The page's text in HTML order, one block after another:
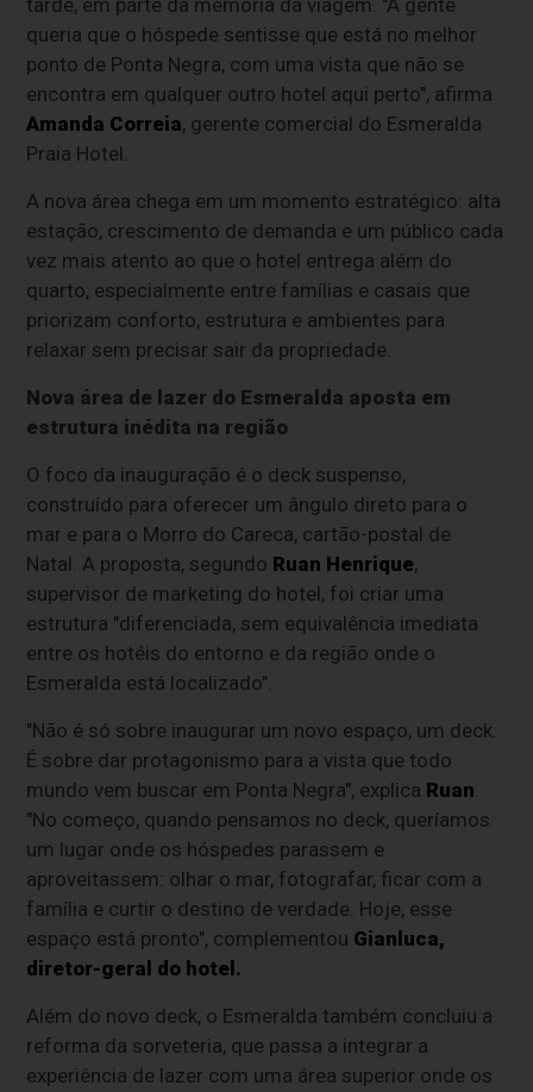
queria que o hóspede sentisse que está no melhor
ponto de Ponta Negra, com uma vista que não se
encontra em qualquer outro hotel aqui perto", afirma
Amanda Correia, gerente comercial do Esmeralda
Praia Hotel.
A nova área chega em um momento estratégico: alta
estação, crescimento de demanda e um público cada
vez mais atento ao que o hotel entrega além do
quarto, especialmente entre famílias e casais que
priorizam conforto, estrutura e ambientes para
relaxar sem precisar sair da propriedade.
Nova área de lazer do Esmeralda aposta em
estrutura inédita na região
O foco da inauguração é o deck suspenso,
construído para oferecer um ângulo direto para o
mar e para o Morro do Careca, cartão-postal de
Natal. A proposta, segundo Ruan Henrique,
supervisor de marketing do hotel, foi criar uma
estrutura "diferenciada, sem equivalência imediata
entre os hotéis do entorno e da região onde o
Esmeralda está localizado".
"Não é só sobre inaugurar um novo espaço, um deck.
É sobre dar protagonismo para a vista que todo
mundo vem buscar em Ponta Negra", explica Ruan
"No começo, quando pensamos no deck, queríamos
um lugar onde os hóspedes parassem e
aproveitassem: olhar o mar, fotografar, ficar com a
família e curtir o destino de verdade. Hoje, esse
espaço está pronto", complementou Gianluca,
diretor-geral do hotel.
Além do novo deck, o Esmeralda também concluiu a
reforma da sorveteria, que passa a integrar a
experiência de lazer com uma área superior onde os